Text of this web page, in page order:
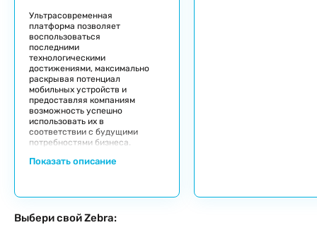
Ультрасовременная
платформа позволяет
воспользоваться
последними
технологическими
достижениями, максимально
раскрывая потенциал
мобильных устройств и
предоставляя компаниям
возможность успешно
использовать их в
соответствии с будущими
потребностями бизнеса.
Показать описание
Выбери свой Zebra: